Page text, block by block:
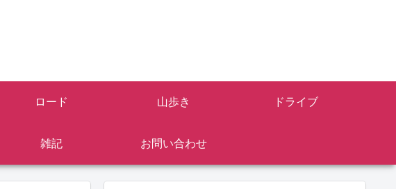
ロード 山歩き ドライブ
雑記 お問い合わせ